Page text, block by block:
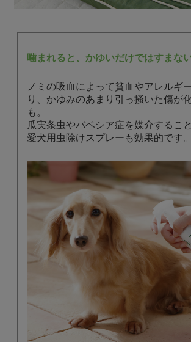
噛まれると、かゆいだけではすまな
ノミの吸血によって貧血やアレルギ
り、かゆみのあまり引っ掻いた傷が
も。
瓜実条虫やバベシア症を媒介するこ
愛犬用虫除けスプレーも効果的です。